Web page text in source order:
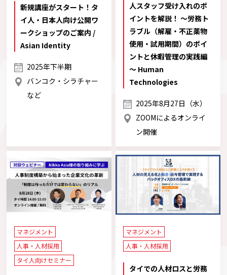
新規講座がスタート！タ
イ人・日本人向け公開ワ
ークショップのご案内 /
Asian Identity
2025年下半期
バンコク・シラチャー
など
人スタッフ受け入れのポ
イントを解説！ ～労務ト
ラブル（解雇・不正薬物
使用・試用期間）のポイ
ントと休暇管理の実践編
～ Human
Technologies
2025年8月27日（水）
ZOOMによるオンライ
ン開催
マネジメント
人事・人材採用
タイ人向けセミナー
マネジメント
人事・人材採用
タイでの人材ロスと労務